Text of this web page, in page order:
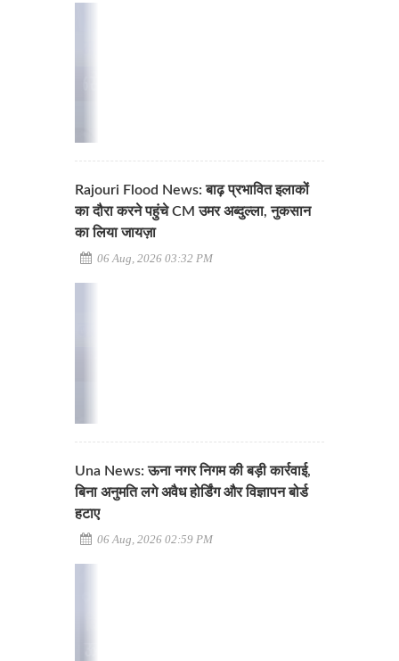
Rajouri Flood News: बाढ़ प्रभावित इलाकों
का दौरा करने पहुंचे CM उमर अब्दुल्ला, नुकसान
का लिया जायज़ा
06 Aug, 2026 03:32 PM
Una News: ऊना नगर निगम की बड़ी कार्रवाई,
बिना अनुमति लगे अवैध होर्डिंग और विज्ञापन बोर्ड
हटाए
06 Aug, 2026 02:59 PM